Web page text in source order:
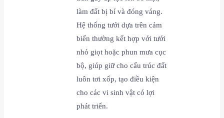
làm đất bị bí và đóng váng.
Hệ thống tưới dựa trên cảm
biến thường kết hợp với tưới
nhỏ giọt hoặc phun mưa cục
bộ, giúp giữ cho cấu trúc đất
luôn tơi xốp, tạo điều kiện
cho các vi sinh vật có lợi
phát triển.